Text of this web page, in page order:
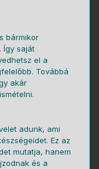
bármikor
Így saját
el a
Továbbá
akár
adunk, ami
Ez az
mutatja, hanem
és a